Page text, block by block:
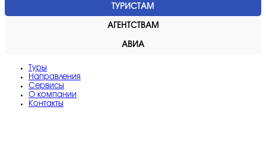
ТУРИСТАМ
АГЕНТСТВАМ
АВИА
Туры
Направления
Сервисы
O компании
Контакты